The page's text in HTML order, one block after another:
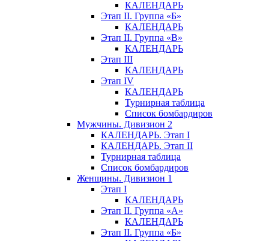
КАЛЕНДАРЬ
Этап II. Группа «Б»
КАЛЕНДАРЬ
Этап II. Группа «В»
КАЛЕНДАРЬ
Этап III
КАЛЕНДАРЬ
Этап IV
КАЛЕНДАРЬ
Турнирная таблица
Список бомбардиров
Мужчины. Дивизион 2
КАЛЕНДАРЬ. Этап I
КАЛЕНДАРЬ. Этап II
Турнирная таблица
Список бомбардиров
Женщины. Дивизион 1
Этап I
КАЛЕНДАРЬ
Этап II. Группа «А»
КАЛЕНДАРЬ
Этап II. Группа «Б»